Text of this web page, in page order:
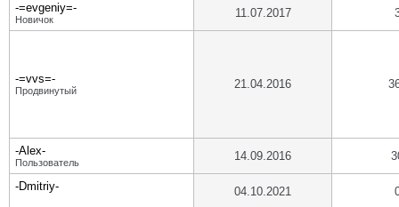
-=evgeniy=-
Новичок 11.07.2017
-=vvs=-
Продвинутый 21.04.2016
-Alex-
Пользователь 14.09.2016
-Dmitriy- 04.10.2021